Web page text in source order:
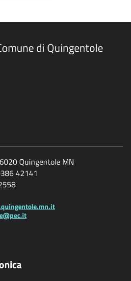
di Quingentole
Quingentole MN
42141